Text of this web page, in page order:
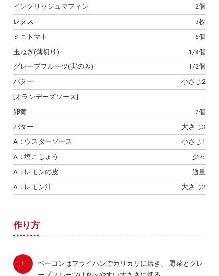
イングリッシュマフィン
2個
レタス
3枚
ミニトマト
6個
玉ねぎ(薄切り)
1/8個
グレープフルーツ(実のみ)
1/2個
バター
小さじ2
[オランデーズソース]
卵黄
2個
バター
大さじ3
A：ウスターソース
小さじ1
A：塩こしょう
少々
A：レモンの皮
適量
A：レモン汁
大さじ2
作り方
ベーコンはフライパンでカリカリに焼き、 野菜とグレ